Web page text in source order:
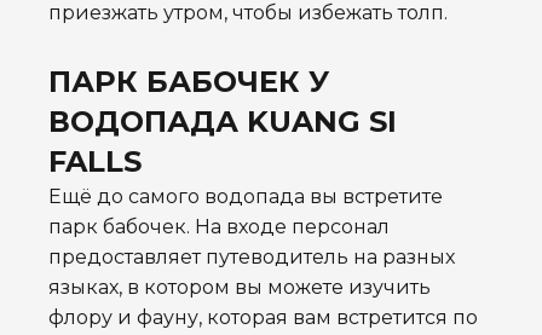
приезжать утром, чтобы избежать толп.
ПАРК БАБОЧЕК У
ВОДОПАДА KUANG SI
FALLS
Ещё до самого водопада вы встретите
парк бабочек. На входе персонал
предоставляет путеводитель на разных
языках, в котором вы можете изучить
флору и фауну, которая вам встретится по